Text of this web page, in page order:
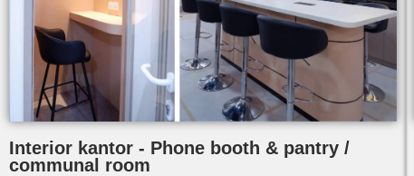
Interior kantor - Phone booth & pantry /
communal room